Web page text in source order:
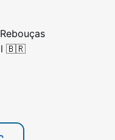
🇧🇷